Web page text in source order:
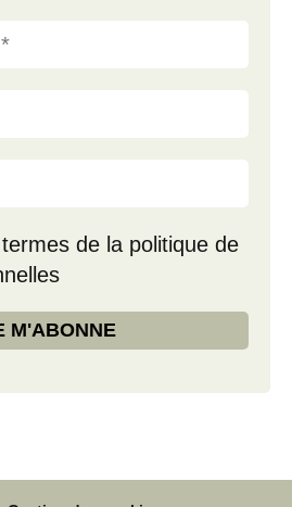
de la politique de